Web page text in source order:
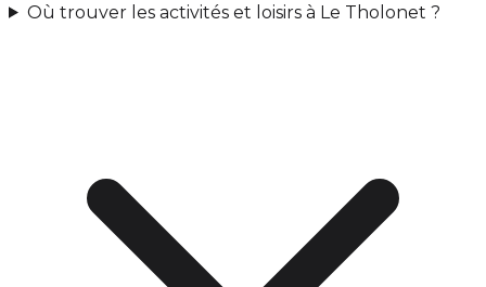
Où trouver les activités et loisirs à Le Tholonet ?